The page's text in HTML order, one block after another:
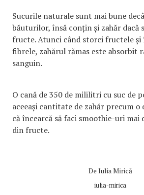
Sucurile naturale sunt mai bune
băuturilor, însă conțin și zahăr dacă
fructe. Atunci când storci fructele
fibrele, zahărul rămas este absorbit
sanguin.
O cană de 350 de mililitri cu suc de
aceeași cantitate de zahăr precum o
că încearcă să faci smoothie-uri mai
din fructe.
De Iulia Mirică
iulia-mirica